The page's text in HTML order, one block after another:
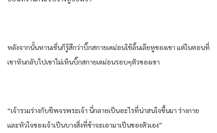
หลังจากนั้นหานเซิ่นก็รู้สึกว่าบิ๊กสกายเดม่อนใช้ลิ้นเลียหูของเขา แต่ในตอนที่
เขาหันกลับไปเขาไม่เห็นบิ๊กสกายเดม่อนรอบๆตัวของเขา
“เจ้ารวมร่างกับชีพจรพระเจ้า นี่กลายเป็นอะไรที่น่าสนใจขึ้นมา ร่างกาย
และหัวใจของเจ้าเป็นบางสิ่งที่ข้าจะเอามาเป็นของตัวเอง”